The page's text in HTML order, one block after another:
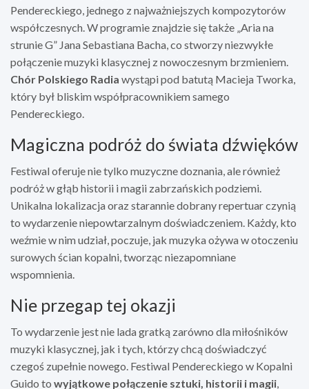
Pendereckiego, jednego z najważniejszych kompozytorów
współczesnych. W programie znajdzie się także „Aria na
strunie G” Jana Sebastiana Bacha, co stworzy niezwykłe
połączenie muzyki klasycznej z nowoczesnym brzmieniem.
Chór Polskiego Radia wystąpi pod batutą Macieja Tworka,
który był bliskim współpracownikiem samego
Pendereckiego.
Magiczna podróż do świata dźwięków
Festiwal oferuje nie tylko muzyczne doznania, ale również
podróż w głąb historii i magii zabrzańskich podziemi.
Unikalna lokalizacja oraz starannie dobrany repertuar czynią
to wydarzenie niepowtarzalnym doświadczeniem. Każdy, kto
weźmie w nim udział, poczuje, jak muzyka ożywa w otoczeniu
surowych ścian kopalni, tworząc niezapomniane
wspomnienia.
Nie przegap tej okazji
To wydarzenie jest nie lada gratką zarówno dla miłośników
muzyki klasycznej, jak i tych, którzy chcą doświadczyć
czegoś zupełnie nowego. Festiwal Pendereckiego w Kopalni
Guido to wyjątkowe połączenie sztuki, historii i magii,